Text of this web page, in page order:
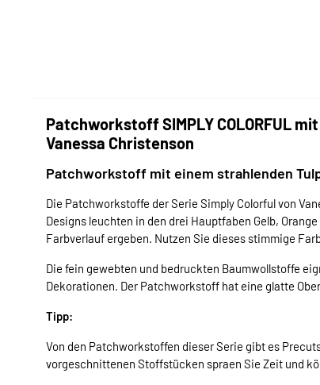
Patchworkstoff SIMPLY COLORFUL
Vanessa Christenson
Patchworkstoff mit einem strahlenden
Die Patchworkstoffe der Serie Simply Colorful von
Designs leuchten in den drei Hauptfaben Gelb,
Farbverlauf ergeben. Nutzen Sie dieses stimmige
Die fein gewebten und bedruckten Baumwollstoffe
Dekorationen. Der Patchworkstoff hat eine glatte
Tipp:
Von den Patchworkstoffen dieser Serie gibt es
vorgeschnittenen Stoffstücken spraen Sie Zeit und